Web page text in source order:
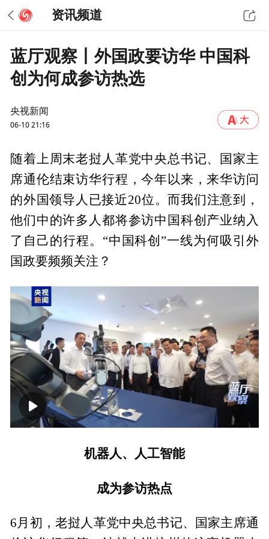
资讯频道
蓝厅观察丨外国政要访华 中国科
创为何成参访热选
央视新闻
06-10 21:16
随着上周末老挝人革党中央总书记、国家主
席通伦结束访华行程，今年以来，来华访问
的外国领导人已接近20位。而我们注意到，
他们中的许多人都将参访中国科创产业纳入
了自己的行程。“中国科创”一线为何吸引外
国政要频频关注？
00:00 06:12
机器人、人工智能
成为参访热点
6月初，老挝人革党中央总书记、国家主席通